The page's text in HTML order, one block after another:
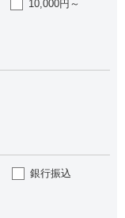
10,000円～
銀行振込